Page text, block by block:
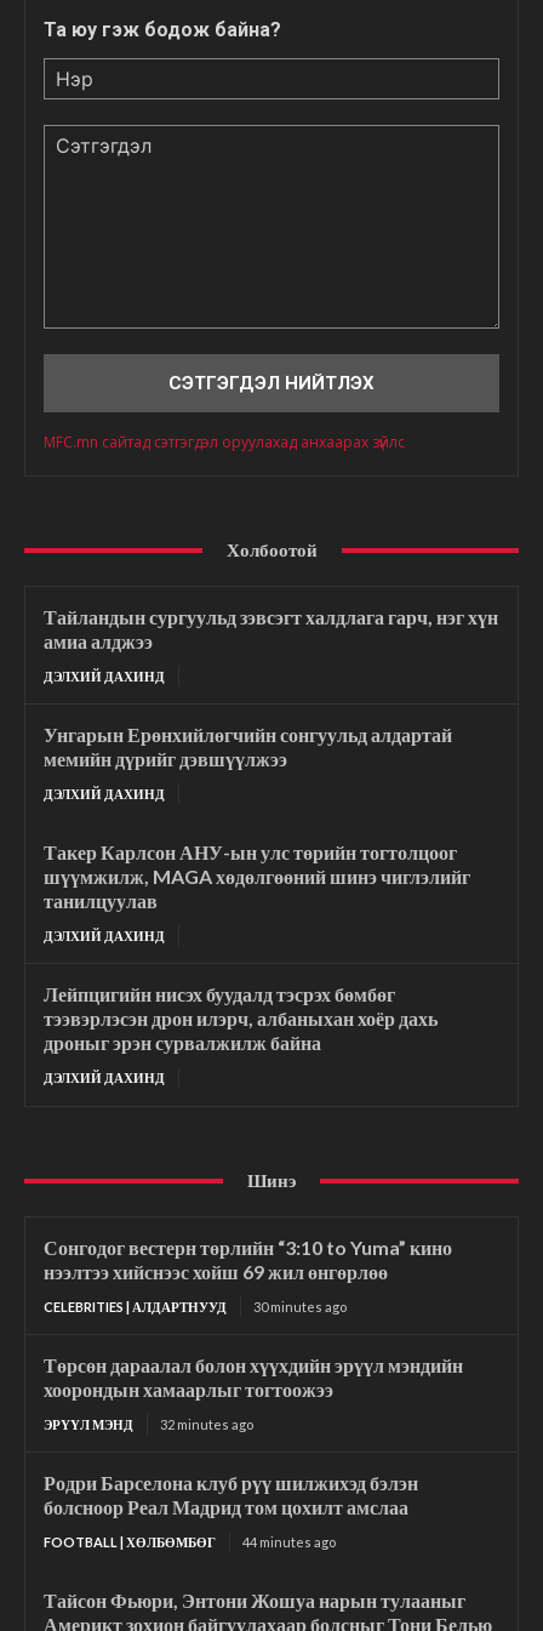
Та юу гэж бодож байна?
MFC.mn сайтад сэтгэгдэл оруулахад анхаарах зүйлс
Холбоотой
Тайландын сургуульд зэвсэгт халдлага гарч, нэг хүн
амиа алджээ
ДЭЛХИЙ ДАХИНД
Унгарын Ерөнхийлөгчийн сонгуульд алдартай
мемийн дүрийг дэвшүүлжээ
ДЭЛХИЙ ДАХИНД
Такер Карлсон АНУ-ын улс төрийн тогтолцоог
шүүмжилж, MAGA хөдөлгөөний шинэ чиглэлийг
танилцуулав
ДЭЛХИЙ ДАХИНД
Лейпцигийн нисэх буудалд тэсрэх бөмбөг
тээвэрлэсэн дрон илэрч, албаныхан хоёр дахь
дроныг эрэн сурвалжилж байна
ДЭЛХИЙ ДАХИНД
Шинэ
Сонгодог вестерн төрлийн “3:10 to Yuma” кино
нээлтээ хийснээс хойш 69 жил өнгөрлөө
CELEBRITIES | АЛДАРТНУУД 30 minutes ago
Төрсөн дараалал болон хүүхдийн эрүүл мэндийн
хоорондын хамаарлыг тогтоожээ
ЭРҮҮЛ МЭНД 32 minutes ago
Родри Барселона клуб рүү шилжихэд бэлэн
болсноор Реал Мадрид том цохилт амслаа
FOOTBALL | ХӨЛБӨМБӨГ 44 minutes ago
Тайсон Фьюри, Энтони Жошуа нарын тулааныг
Америкт зохион байгуулахаар болсныг Тони Белью